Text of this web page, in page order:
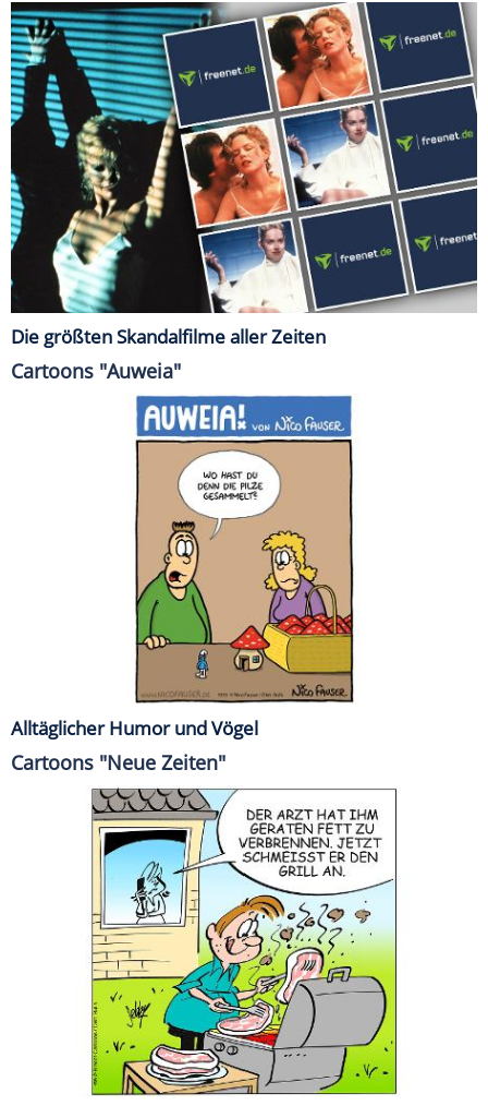
Die größten Skandalfilme aller Zeiten
Cartoons "Auweia"
Alltäglicher Humor und Vögel
Cartoons "Neue Zeiten"